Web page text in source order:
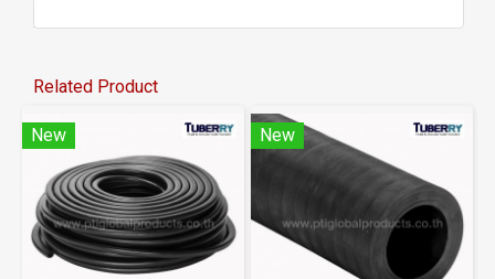
Related Product
New New